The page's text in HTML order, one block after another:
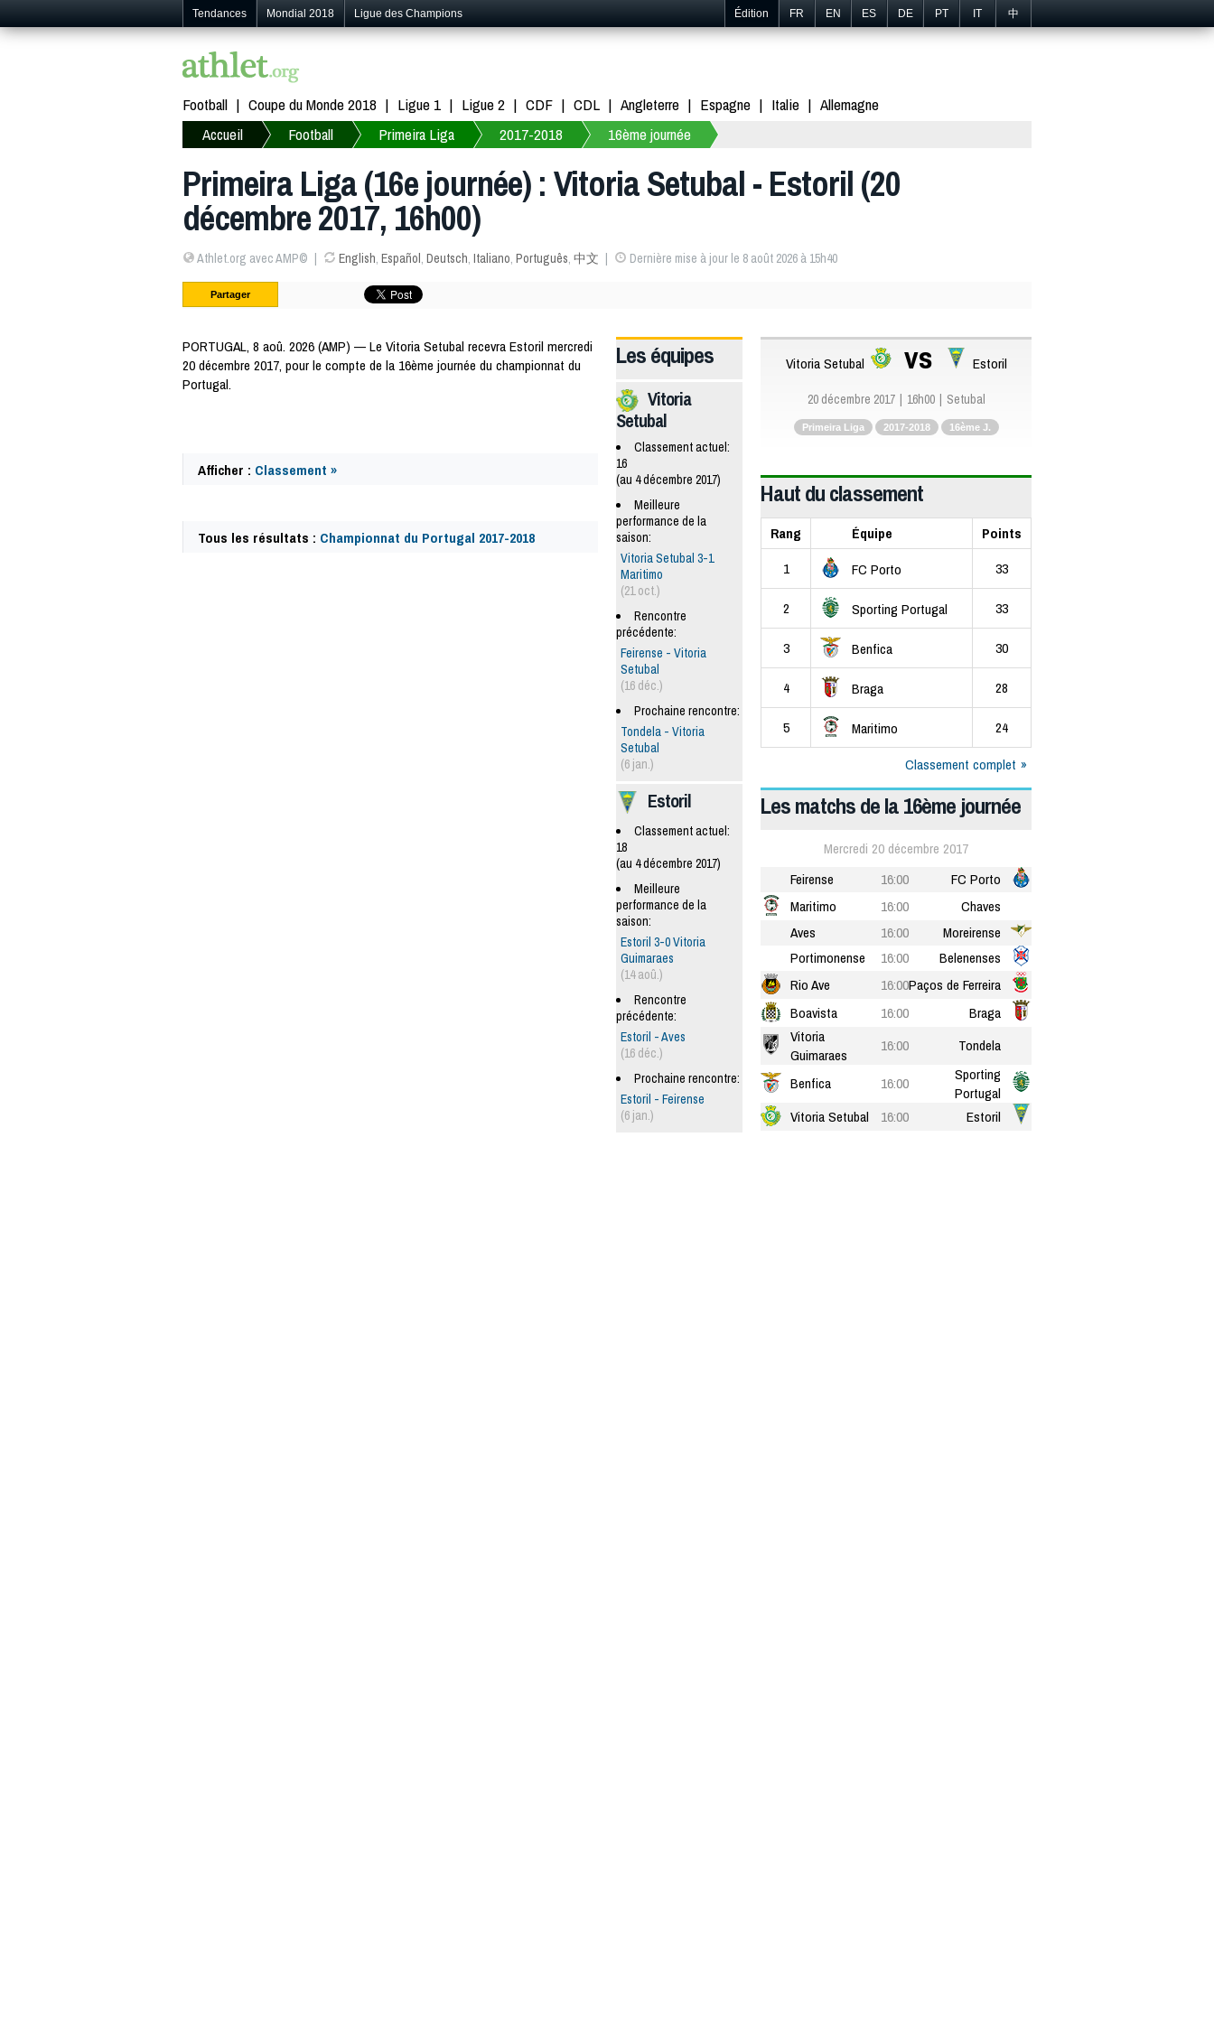
Tendances Mondial 2018 Ligue des Champions Édition FR EN ES DE PT IT 中
Football Coupe du Monde 2018 Ligue 1 Ligue 2 CDF CDL Angleterre Espagne Italie
Allemagne
Accueil
Football Primeira Liga 2017-2018 16ème journée
Primeira Liga (16e journée) : Vitoria Setubal - Estoril (20
décembre 2017, 16h00)
Athlet.org avec AMP© English, Español, Deutsch, Italiano, Português, 中文 Dernière mise à jour le 8 août 2026 à 15h40
Partager
PORTUGAL, 8 aoû. 2026 (AMP) — Le Vitoria Setubal recevra Estoril mercredi
20 décembre 2017, pour le compte de la 16ème journée du championnat du
Portugal.
Afficher : Classement »
Tous les résultats : Championnat du Portugal 2017-2018
Les équipes
Vitoria
Setubal
Classement actuel:
16
(au 4 décembre 2017)
Meilleure
performance de la
saison:
Vitoria Setubal 3-1
Maritimo
(21 oct.)
Rencontre
précédente:
Feirense - Vitoria
Setubal
(16 déc.)
Prochaine rencontre:
Tondela - Vitoria
Setubal
(6 jan.)
Estoril
Classement actuel:
18
(au 4 décembre 2017)
Meilleure
performance de la
saison:
Estoril 3-0 Vitoria
Guimaraes
(14 aoû.)
Rencontre
précédente:
Estoril - Aves
(16 déc.)
Prochaine rencontre:
Estoril - Feirense
(6 jan.)
Vitoria Setubal vs Estoril
20 décembre 2017 16h00 Setubal
Primeira Liga 2017-2018 16ème J.
Haut du classement
Rang Équipe
Points
1
FC Porto 33
2 Sporting Portugal 33
3 Benfica 30
4 Braga 28
5 Maritimo
24
Classement complet
Les matchs de la 16ème journée
Mercredi 20 décembre 2017
Feirense
16:00
FC Porto
Maritimo
16:00
Chaves
Aves
16:00
Moreirense
Portimonense
16:00
Belenenses
Rio Ave
16:00Paços de Ferreira
Boavista
16:00
Braga
Vitoria
Guimaraes
16:00
Tondela
Benfica
16:00
Sporting
Portugal
Vitoria Setubal
16:00 Estoril